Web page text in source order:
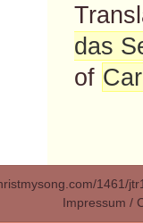
das
of
1461/
Impressum /